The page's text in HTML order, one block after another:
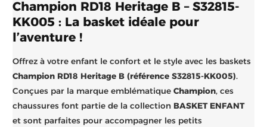
Champion RD18 Heritage B – S32815-
KK005 : La basket idéale pour
l’aventure !
Offrez à votre enfant le confort et le style avec les baskets
Champion RD18 Heritage B (référence S32815-KK005).
Conçues par la marque emblématiqueChampion, ces
chaussures font partie de la collection BASKET ENFANT
et sont parfaites pour accompagner les petits